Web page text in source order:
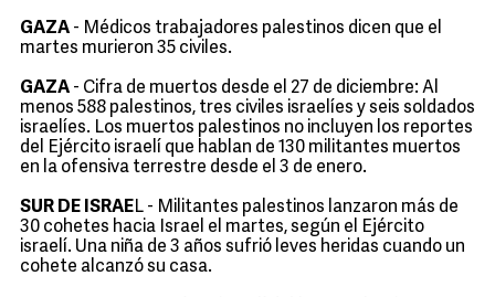
GAZA - Médicos trabajadores palestinos dicen que el
martes murieron 35 civiles.
GAZA - Cifra de muertos desde el 27 de diciembre: Al
menos 588 palestinos, tres civiles israelíes y seis soldados
israelíes. Los muertos palestinos no incluyen los reportes
del Ejército israelí que hablan de 130 militantes muertos
en la ofensiva terrestre desde el 3 de enero.
SUR DE ISRAEL - Militantes palestinos lanzaron más de
30 cohetes hacia Israel el martes, según el Ejército
israelí. Una niña de 3 años sufrió leves heridas cuando un
cohete alcanzó su casa.